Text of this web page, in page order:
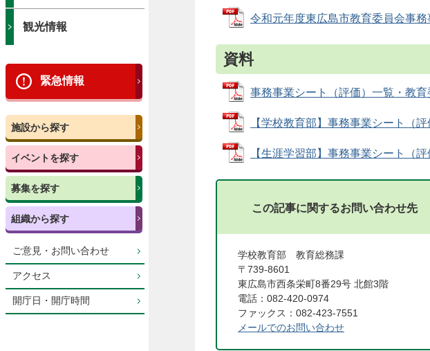
観光情報
緊急情報
施設から探す
イベントを探す
募集を探す
組織から探す
ご意見・お問い合わせ
アクセス
開庁日・開庁時間
令和元年度東広島市教育委員会事
資料
事務事業シート（評価）一覧・教
【学校教育部】事務事業シート（
【生涯学習部】事務事業シート（
この記事に関するお問い合わせ先
学校教育部 教育総務課
〒739-8601
東広島市西条栄町8番29号 北館3階
電話：082-420-0974
ファックス：082-423-7551
メールでのお問い合わせ